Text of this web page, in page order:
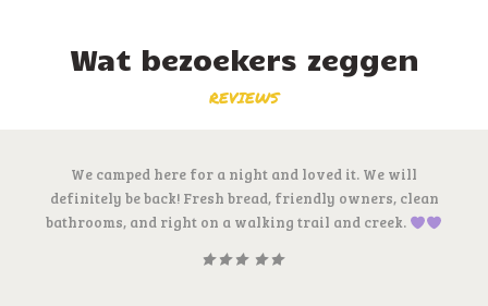
Wat bezoekers zeggen
REVIEWS
We camped here for a night and loved it. We will
definitely be back! Fresh bread, friendly owners, clean
bathrooms, and right on a walking trail and creek.